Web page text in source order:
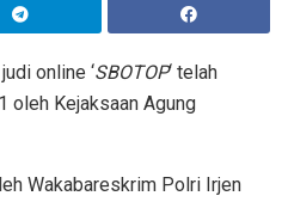
online ‘SBOTOP‘ telah
oleh Kejaksaan Agung
Wakabareskrim Polri Irjen